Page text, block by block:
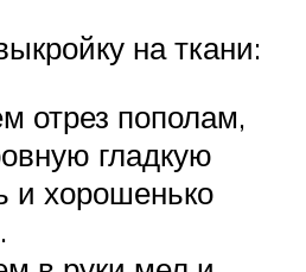
на ткани:
отрез пополам,
гладкую
и хорошенько